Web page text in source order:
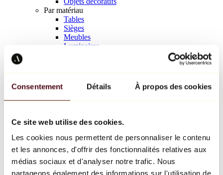
Consentement Détails À propos des cookies
Ce site web utilise des cookies.
Les cookies nous permettent de personnaliser le contenu
et les annonces, d'offrir des fonctionnalités relatives aux
médias sociaux et d'analyser notre trafic. Nous
partageons également des informations sur l'utilisation de
Par matériau
Tables
Sièges
Meubles
Luminaires
Richard Orlinski
Keith Haring
Jeff Koons
Jean-Michel Basquiat
Tous les designers
Œuvre de la semaine